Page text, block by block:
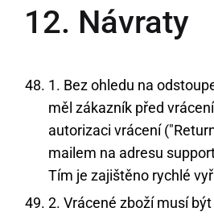
12. Návraty
1. Bez ohledu na
měl zákazník před
autorizaci vrácení
mailem na adresu
Tím je zajištěno rychlé
2. Vrácené zboží musí